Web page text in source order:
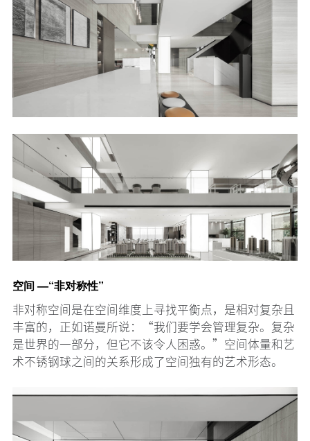
空间 —“非对称性”
非对称空间是在空间维度上寻找平衡点，是相对复杂且
丰富的，正如诺曼所说：“我们要学会管理复杂。复杂
是世界的一部分，但它不该令人困惑。”空间体量和艺
术不锈钢球之间的关系形成了空间独有的艺术形态。